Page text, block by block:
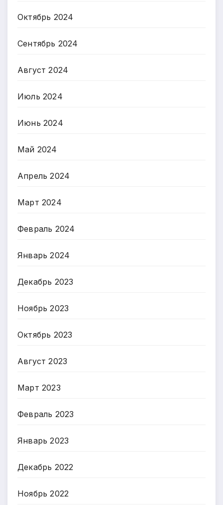
Октябрь 2024
Сентябрь 2024
Август 2024
Июль 2024
Июнь 2024
Май 2024
Апрель 2024
Март 2024
Февраль 2024
Январь 2024
Декабрь 2023
Ноябрь 2023
Октябрь 2023
Август 2023
Март 2023
Февраль 2023
Январь 2023
Декабрь 2022
Ноябрь 2022